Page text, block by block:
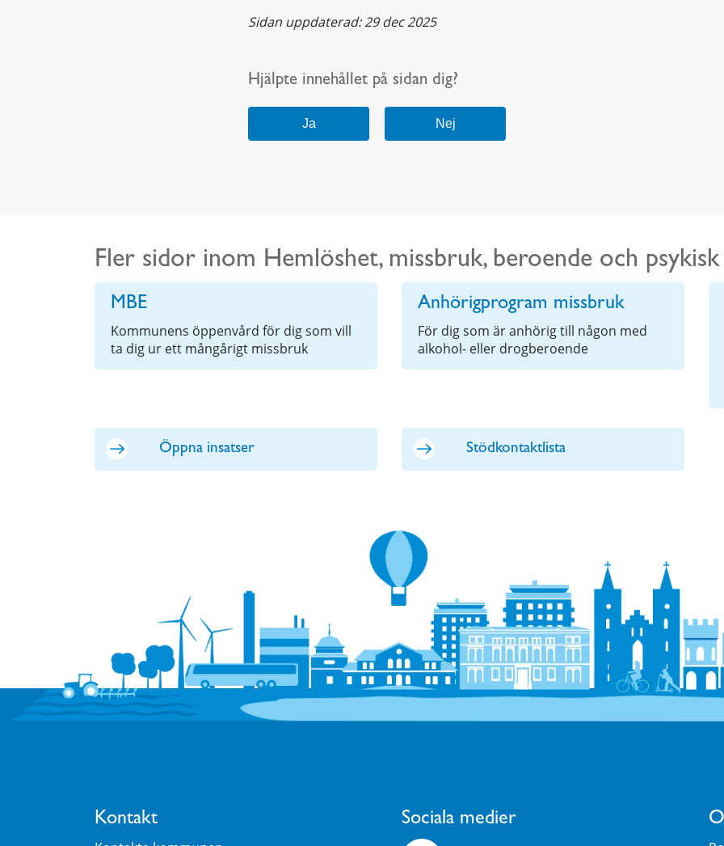
Sidan uppdaterad:29 dec 2025
Hjälpte innehållet på sidan dig?
Fler sidor inom Hemlöshet, missbruk, beroende och psykisk
MBE
Kommunens öppenvård för dig som vill
ta dig ur ett mångårigt missbruk
Anhörigprogram missbruk
För dig som är anhörig till någon med
alkohol- eller drogberoende
Öppna insatser Stödkontaktlista
Kontakt Sociala medier